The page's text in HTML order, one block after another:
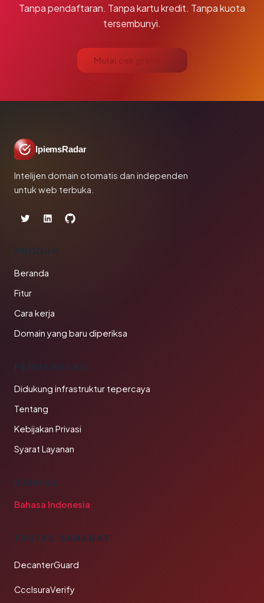
Tanpa pendaftaran. Tanpa kartu kredit. Tanpa kuota
tersembunyi.
Mulai cek gratis →
IpiemsRadar
Intelijen domain otomatis dan independen
untuk web terbuka.
PRODUK
Beranda
Fitur
Cara kerja
Domain yang baru diperiksa
PERUSAHAAN
Didukung infrastruktur tepercaya
Tentang
Kebijakan Privasi
Syarat Layanan
BAHASA
Bahasa Indonesia
TAUTAN SAHABAT
DecanterGuard
CcclsuraVerify